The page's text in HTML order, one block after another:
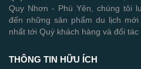
Quy Nhơn - Phú Yên, chúng tôi
đến những sản phẩm du lịch
nhất tới Quý khách hàng và đối tác
THÔNG TIN HỮU ÍCH